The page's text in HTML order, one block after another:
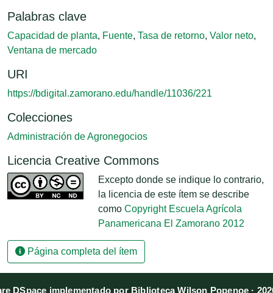
Palabras clave
Capacidad de planta, Fuente, Tasa de retorno, Valor neto,
Ventana de mercado
URI
https://bdigital.zamorano.edu/handle/11036/221
Colecciones
Administración de Agronegocios
Licencia Creative Commons
Excepto donde se indique lo contrario,
la licencia de este ítem se describe
como Copyright Escuela Agrícola
Panamericana El Zamorano 2012
Página completa del ítem
DSpace implementado por Biblioteca Wilson Popenoe ·